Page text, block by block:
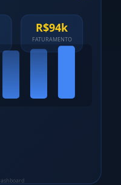
R$94k
FATURAMENTO